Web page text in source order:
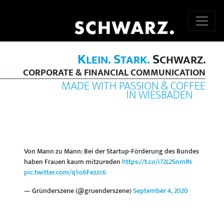
KLEIN.STARK.SCHWARZ.
CORPORATE & FINANCIAL COMMUNICATION
MADE WITH PASSION & COFFEE
IN WIESBADEN
Von Mann zu Mann: Bei der Startup-Förderung des Bundes
haben Frauen kaum mitzureden https://t.co/i72L2SnmlN
pic.twitter.com/q5o6Fezzc6
— Gründerszene (@gruenderszene)September 4, 2020